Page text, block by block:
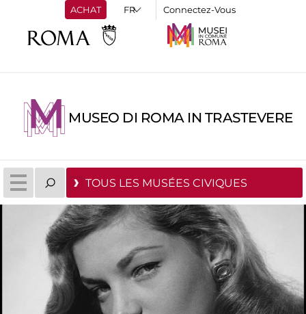
ACHAT Connectez-Vous
MUSEO DI ROMA IN TRASTEVERE
TOUS LES MUSÉES CIVIQUES